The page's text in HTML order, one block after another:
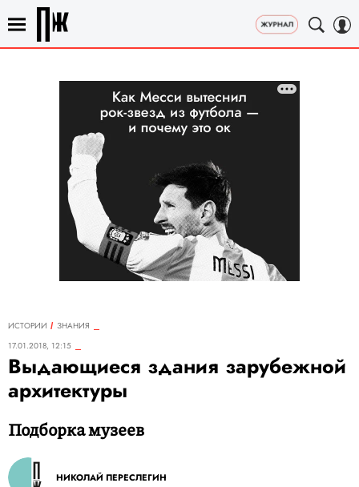
ИСТОРИИ
ЗНАНИЯ
17.01.2018, 12:15
Выдающиеся здания зарубежной
архитектуры
Подборка музеев
НИКОЛАЙ ПЕРЕСЛЕГИН